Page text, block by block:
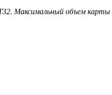
Максимальный объем карты